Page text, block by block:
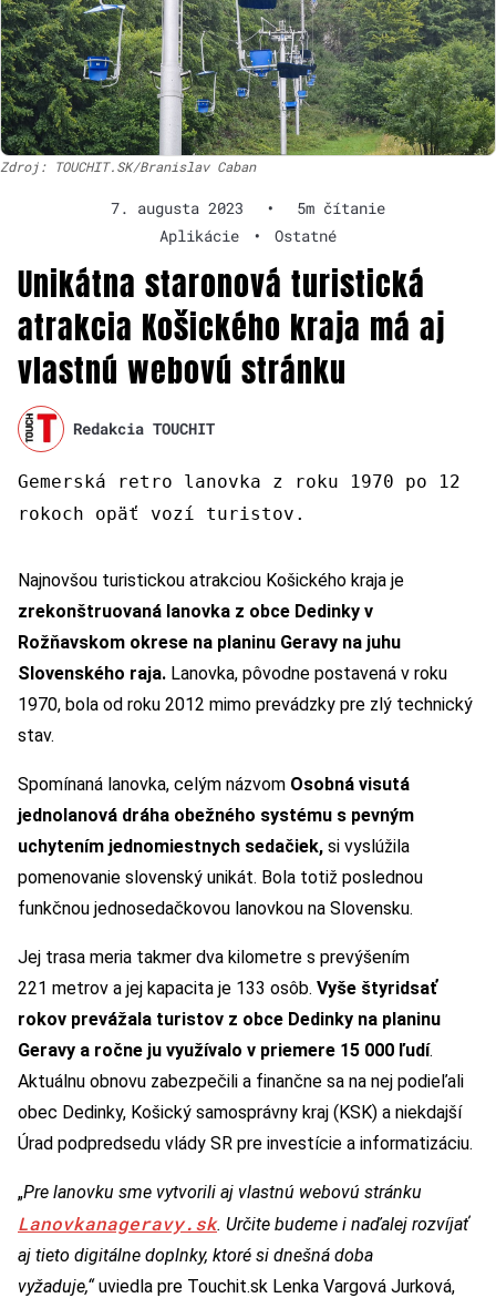
Zdroj: TOUCHIT.SK/Branislav Caban
7. augusta 2023 •
5m čítanie
Aplikácie
• Ostatné
Unikátna staronová turistická
atrakcia Košického kraja má aj
vlastnú webovú stránku
Redakcia TOUCHIT
Gemerská retro lanovka z roku 1970 po 12
rokoch opäť vozí turistov.
Najnovšou turistickou atrakciou Košického kraja je
zrekonštruovaná lanovka z obce Dedinky v
Rožňavskom okrese na planinu Geravy na juhu
Slovenského raja. Lanovka, pôvodne postavená v roku
1970, bola od roku 2012 mimo prevádzky pre zlý technický
stav.
Spomínaná lanovka, celým názvom Osobná visutá
jednolanová dráha obežného systému s pevným
uchytením jednomiestnych sedačiek, si vyslúžila
pomenovanie slovenský unikát. Bola totiž poslednou
funkčnou jednosedačkovou lanovkou na Slovensku.
Jej trasa meria takmer dva kilometre s prevýšením
221 metrov a jej kapacita je 133 osôb. Vyše štyridsať
rokov prevážala turistov z obce Dedinky na planinu
Geravy a ročne ju využívalo v priemere 15 000 ľudí.
Aktuálnu obnovu zabezpečili a finančne sa na nej podieľali
obec Dedinky, Košický samosprávny kraj (KSK) a niekdajší
Úrad podpredsedu vlády SR pre investície a informatizáciu.
„Pre lanovku sme vytvorili aj vlastnú webovú stránku
Lanovkanageravy.sk. Určite budeme i naďalej rozvíjať
aj tieto digitálne doplnky, ktoré si dnešná doba
vyžaduje,“uviedla pre Touchit.sk Lenka Vargová Jurková,